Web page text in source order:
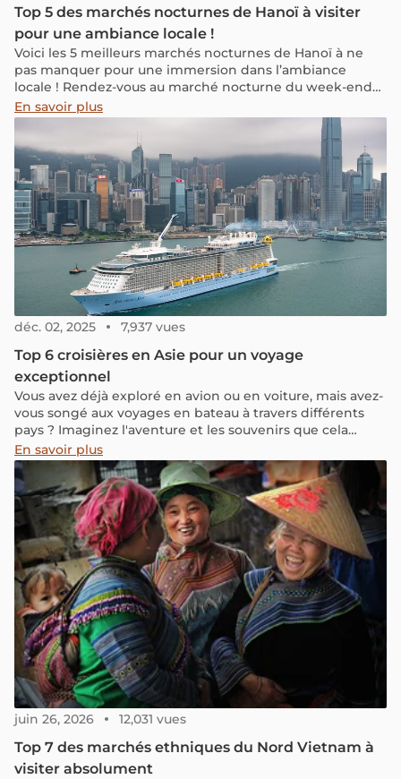
Top 5 des marchés nocturnes de Hanoï à visiter
pour une ambiance locale !
Voici les 5 meilleurs marchés nocturnes de Hanoï à ne
pas manquer pour une immersion dans l’ambiance
locale ! Rendez-vous au marché nocturne du week-end
lorsque vous êtes à Hanoï : il offre tout ce que vous
pouvez désirer, que ce soit une expérience touristique
animée ou une atmosphère authentiquement locale.
En savoir plus
déc. 02, 2025 7,937 vues
Top 6 croisières en Asie pour un voyage
exceptionnel
Vous avez déjà exploré en avion ou en voiture, mais avez-
vous songé aux voyages en bateau à travers différents
pays ? Imaginez l'aventure et les souvenirs que cela
pourrait créer... Des journées entières en mer ou le long
du Mékong, suivies de la découverte de superbes villes
tout au long du parcours... C'est captivant ! Pour
démarrer votre prochain projet de voyage, voici cinq
croisières exceptionnelles vers des destinations phares
en Asie. Espérons que cela enrichira votre expérience de
voyage !
En savoir plus
juin 26, 2026 12,031 vues
Top 7 des marchés ethniques du Nord Vietnam à
visiter absolument